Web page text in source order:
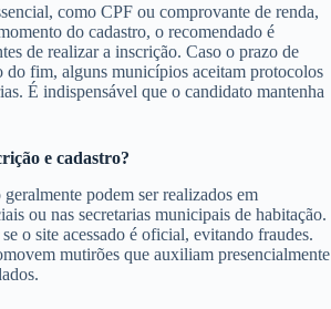
como CPF ou comprovante de renda,
do cadastro, o recomendado é
de realizar a inscrição. Caso o prazo de
do fim, alguns municípios aceitam protocolos
É indispensável que o candidato mantenha
e cadastro?
podem ser realizados em
ou nas secretarias municipais de habitação.
o site acessado é oficial, evitando fraudes.
mutirões que auxiliam presencialmente